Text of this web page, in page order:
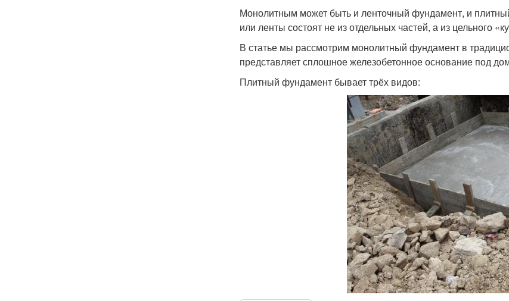
Монолитным может быть и ленточный фундамент, и
или ленты состоят не из отдельных частей, а из цельного
В статье мы рассмотрим монолитный фундамент в
представляет сплошное железобетонное основание под
Плитный фундамент бывает трёх видов: